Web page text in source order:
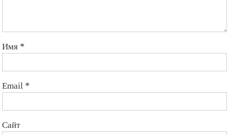
Имя *
Email *
Сайт